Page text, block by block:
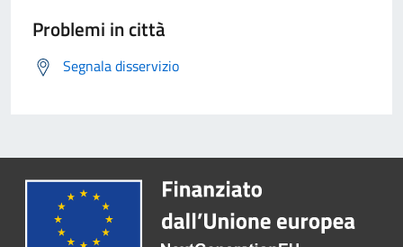
Problemi in città
Segnala disservizio